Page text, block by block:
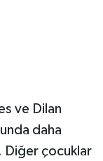
ve Dilan
daha
Diğer çocuklar